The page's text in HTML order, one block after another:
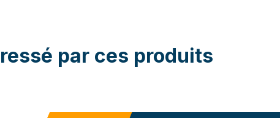
par ces produits